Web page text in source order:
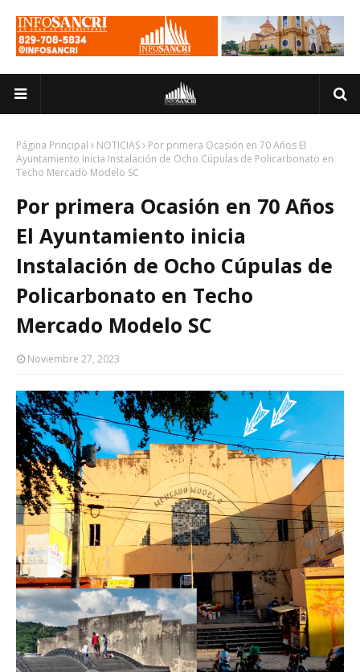
Página Principal NOTICIAS
Por primera Ocasión en 70 Años El
Ayuntamiento inicia Instalación de Ocho Cúpulas de Policarbonato en
Techo Mercado Modelo SC
Por primera Ocasión en 70 Años
El Ayuntamiento inicia
Instalación de Ocho Cúpulas de
Policarbonato en Techo
Mercado Modelo SC
Noviembre 27, 2023